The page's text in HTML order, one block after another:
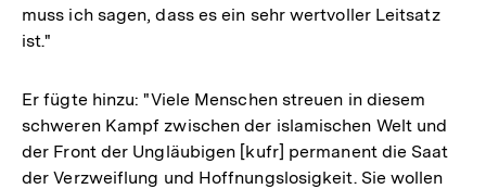
muss ich sagen, dass es ein sehr wertvoller Leitsatz
ist."
Er fügte hinzu: "Viele Menschen streuen in diesem
schweren Kampf zwischen der islamischen Welt und
der Front der Ungläubigen [kufr] permanent die Saat
der Verzweiflung und Hoffnungslosigkeit. Sie wollen